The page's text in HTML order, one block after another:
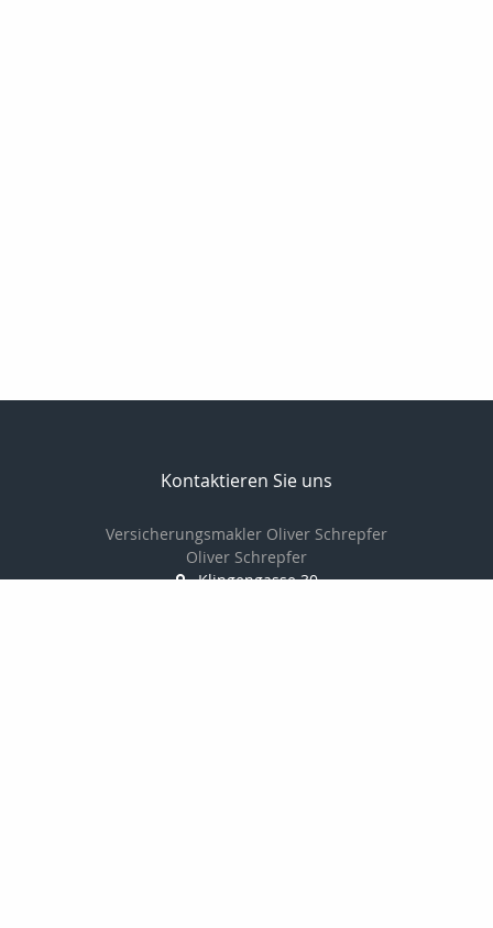
Kontaktieren Sie uns
Versicherungsmakler Oliver Schrepfer
Oliver Schrepfer
Klingengasse 30